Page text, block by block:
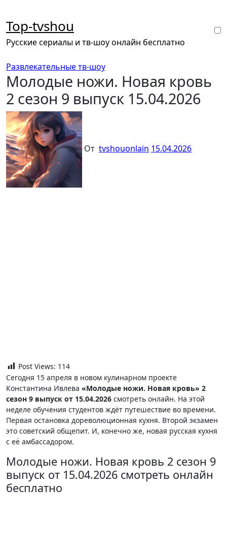
содержанию
Top-tvshou
Русские сериалы и тв-шоу онлайн бесплатно
Развлекательные тв-шоу
Молодые ножи. Новая кровь
2 сезон 9 выпуск 15.04.2026
От tvshouonlain 15.04.2026
Post Views: 114
Сегодня 15 апреля в новом кулинарном проекте
Константина Ивлева «Молодые ножи. Новая кровь» 2
сезон 9 выпуск от 15.04.2026 смотреть онлайн. На этой
неделе обучения студентов ждёт путешествие во времени.
Первая остановка дореволюционная кухня. Второй экзамен
это советский общепит. И, конечно же, новая русская кухня
с её амбассадором.
Молодые ножи. Новая кровь 2 сезон 9
выпуск от 15.04.2026 смотреть онлайн
бесплатно